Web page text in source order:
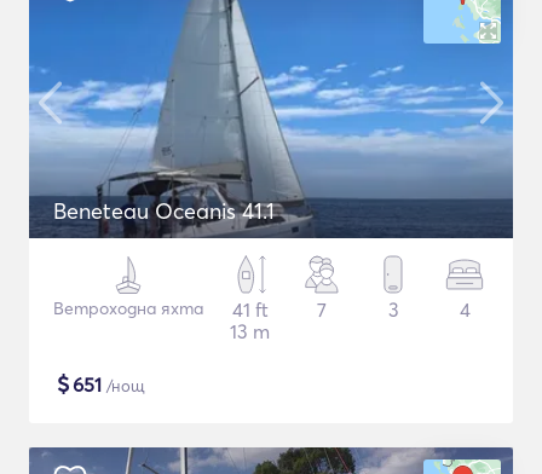
Beneteau Oceanis 41.1
Ветроходна яхта
41 ft
13 m
7 3 4
$651 /нощ